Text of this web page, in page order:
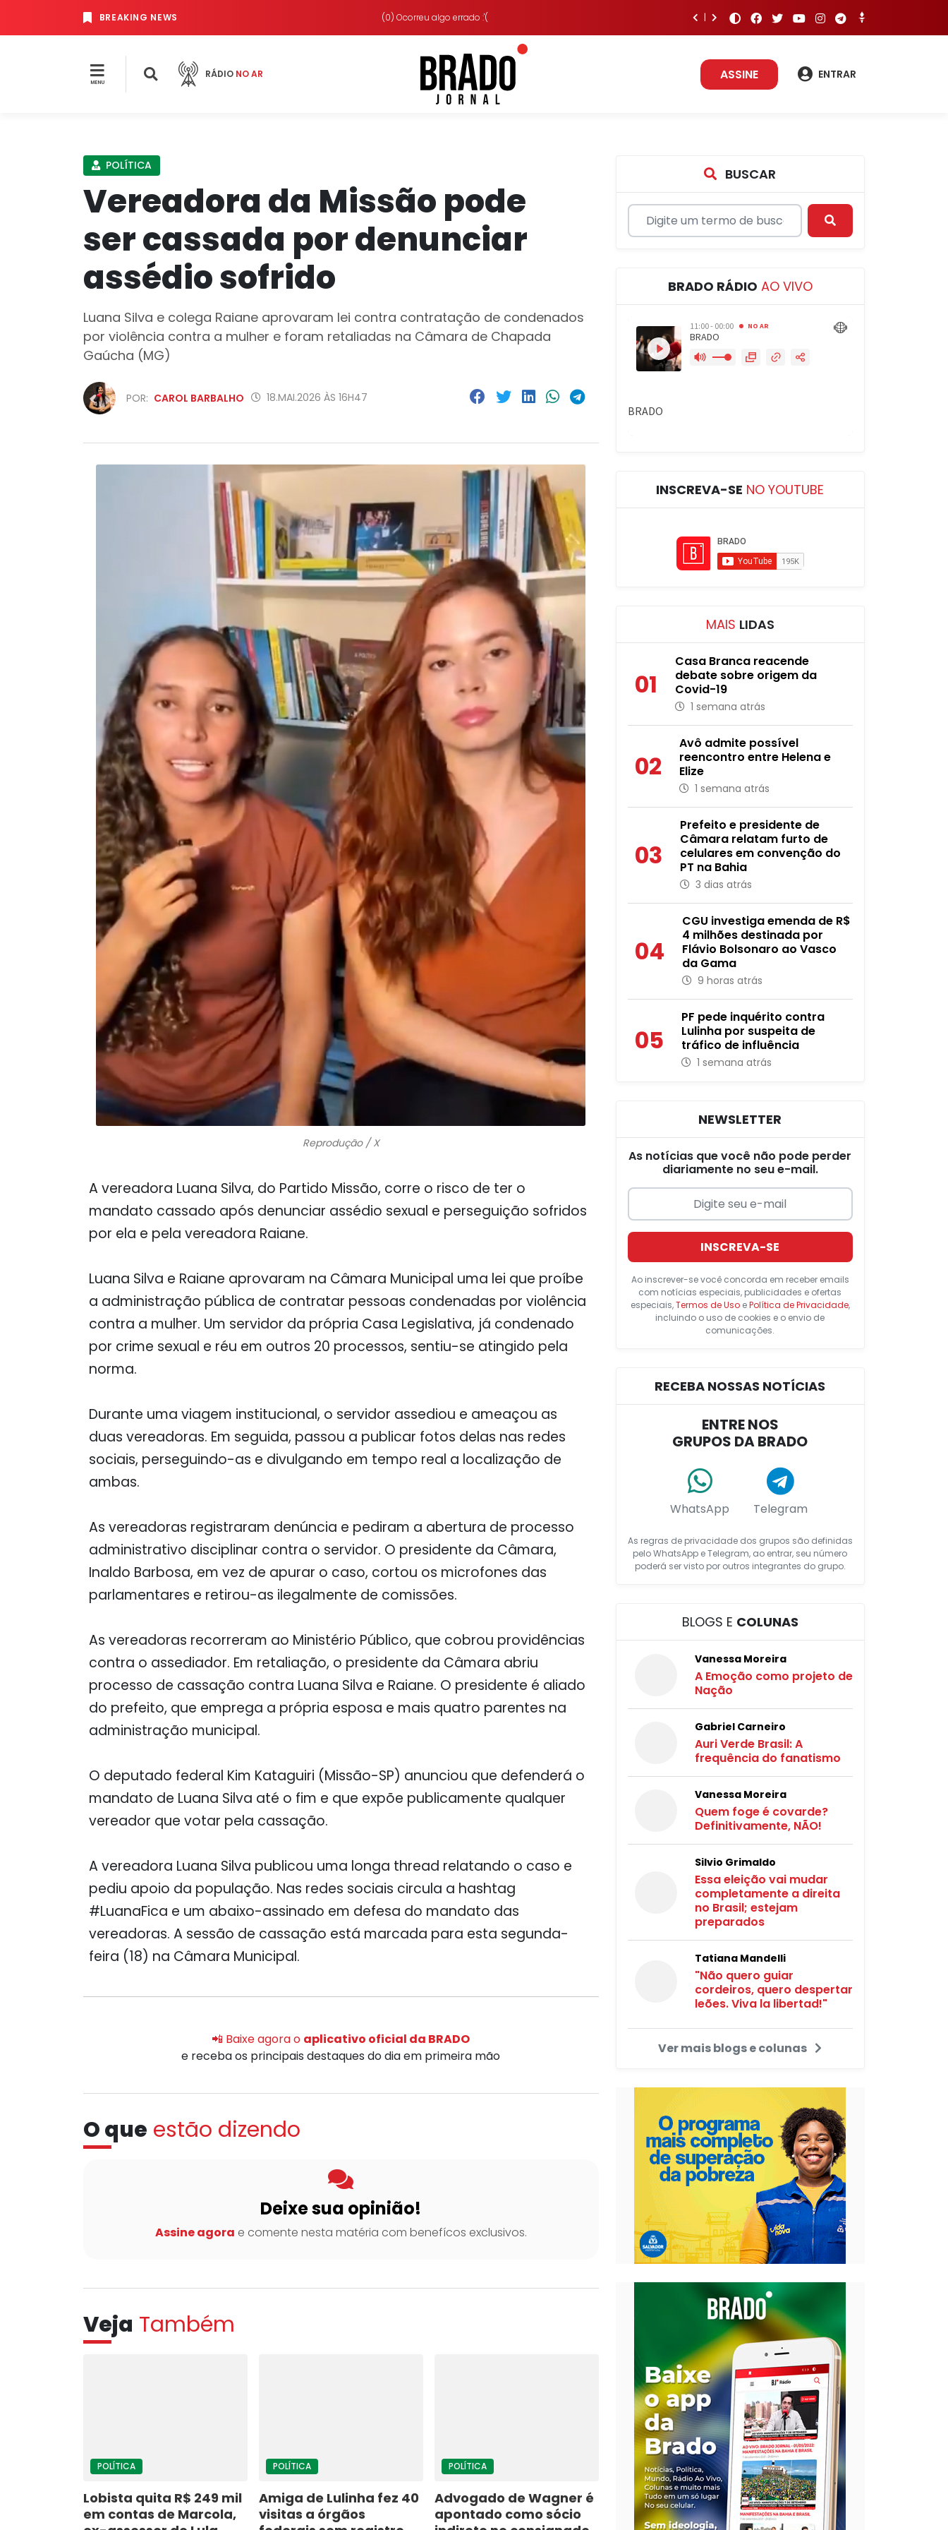
BREAKING NEWS (0) Ocorreu algo errado :'(
MENU
RÁDIO NO AR ASSINE ENTRAR
POLÍTICA
Vereadora da Missão pode
ser cassada por denunciar
assédio sofrido
Luana Silva e colega Raiane aprovaram lei contra contratação de condenados
por violência contra a mulher e foram retaliadas na Câmara de Chapada
Gaúcha (MG)
POR: CAROL BARBALHO 18.MAI.2026 ÀS 16H47
Reprodução / X
A vereadora Luana Silva, do Partido Missão, corre o risco de ter o
mandato cassado após denunciar assédio sexual e perseguição sofridos
por ela e pela vereadora Raiane.
Luana Silva e Raiane aprovaram na Câmara Municipal uma lei que proíbe
a administração pública de contratar pessoas condenadas por violência
contra a mulher. Um servidor da própria Casa Legislativa, já condenado
por crime sexual e réu em outros 20 processos, sentiu-se atingido pela
norma.
Durante uma viagem institucional, o servidor assediou e ameaçou as
duas vereadoras. Em seguida, passou a publicar fotos delas nas redes
sociais, perseguindo-as e divulgando em tempo real a localização de
ambas.
As vereadoras registraram denúncia e pediram a abertura de processo
administrativo disciplinar contra o servidor. O presidente da Câmara,
Inaldo Barbosa, em vez de apurar o caso, cortou os microfones das
parlamentares e retirou-as ilegalmente de comissões.
As vereadoras recorreram ao Ministério Público, que cobrou providências
contra o assediador. Em retaliação, o presidente da Câmara abriu
processo de cassação contra Luana Silva e Raiane. O presidente é aliado
do prefeito, que emprega a própria esposa e mais quatro parentes na
administração municipal.
O deputado federal Kim Kataguiri (Missão-SP) anunciou que defenderá o
mandato de Luana Silva até o fim e que expõe publicamente qualquer
vereador que votar pela cassação.
A vereadora Luana Silva publicou uma longa thread relatando o caso e
pediu apoio da população. Nas redes sociais circula a hashtag
#LuanaFica e um abaixo-assinado em defesa do mandato das
vereadoras. A sessão de cassação está marcada para esta segunda-
feira (18) na Câmara Municipal.
📲 Baixe agora o aplicativo oficial da BRADO
e receba os principais destaques do dia em primeira mão
O que estão dizendo
Deixe sua opinião!
Assine agora e comente nesta matéria com benefícos exclusivos.
Veja Também
POLÍTICA
Lobista quita R$ 249 mil
em contas de Marcola,
POLÍTICA
Amiga de Lulinha fez 40
visitas a órgãos
POLÍTICA
Advogado de Wagner é
apontado como sócio
BUSCAR
BRADO RÁDIO AO VIVO
INSCREVA-SE NO YOUTUBE
MAIS LIDAS
01
Casa Branca reacende
debate sobre origem da
Covid-19
1 semana atrás
02
Avô admite possível
reencontro entre Helena e
Elize
1 semana atrás
03
Prefeito e presidente de
Câmara relatam furto de
celulares em convenção do
PT na Bahia
3 dias atrás
04
CGU investiga emenda de R$
4 milhões destinada por
Flávio Bolsonaro ao Vasco
da Gama
9 horas atrás
05
PF pede inquérito contra
Lulinha por suspeita de
tráfico de influência
1 semana atrás
NEWSLETTER
As notícias que você não pode perder
diariamente no seu e-mail.
INSCREVA-SE
Ao inscrever-se você concorda em receber emails
com notícias especiais, publicidades e ofertas
especiais,Termos de UsoePolítica de Privacidade,
incluindo o uso de cookies e o envio de
comunicações.
RECEBA NOSSAS NOTÍCIAS
ENTRE NOS
GRUPOS DA BRADO
WhatsApp Telegram
As regras de privacidade dos grupos são definidas
pelo WhatsApp e Telegram, ao entrar, seu número
poderá ser visto por outros integrantes do grupo.
BLOGS E COLUNAS
Vanessa Moreira
A Emoção como projeto de
Nação
Gabriel Carneiro
Auri Verde Brasil: A
frequência do fanatismo
Vanessa Moreira
Quem foge é covarde?
Definitivamente, NÃO!
Silvio Grimaldo
Essa eleição vai mudar
completamente a direita
no Brasil; estejam
preparados
Tatiana Mandelli
"Não quero guiar
cordeiros, quero despertar
leões. Viva la libertad!"
Ver mais blogs e colunas